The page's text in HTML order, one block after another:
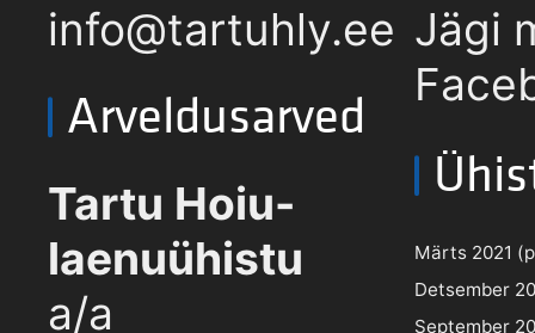
info@tartuhly.ee
Arveldusarved
Tartu Hoiu-
laenuühistu
a/a
Jägi
Märts 2021
Detsember
September